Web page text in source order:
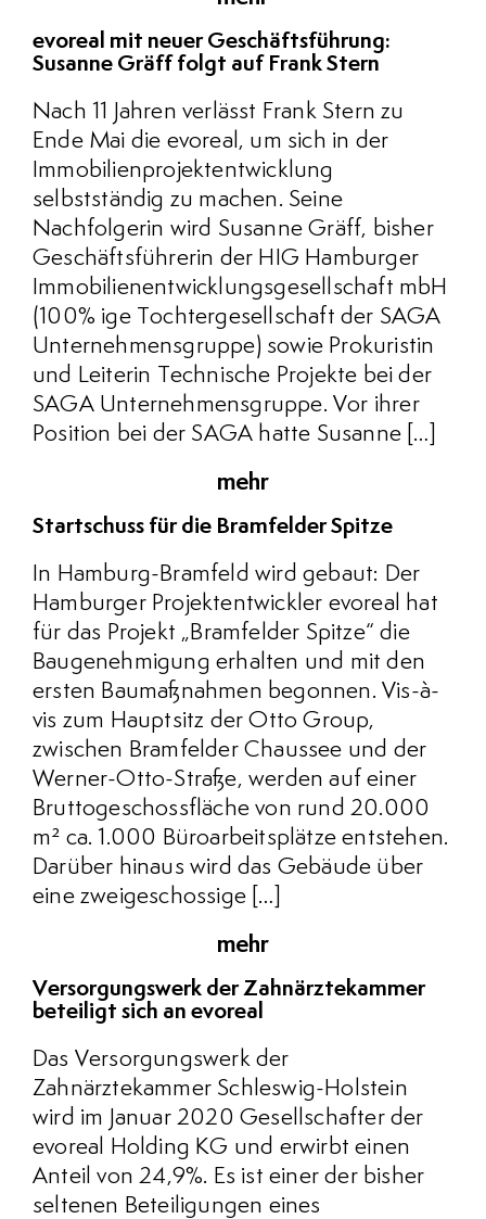
evoreal mit neuer Geschäftsführung:
Susanne Gräff folgt auf Frank Stern
Nach 11 Jahren verlässt Frank Stern zu
Ende Mai die evoreal, um sich in der
Immobilienprojektentwicklung
selbstständig zu machen. Seine
Nachfolgerin wird Susanne Gräff, bisher
Geschäftsführerin der HIG Hamburger
Immobilienentwicklungsgesellschaft mbH
(100% ige Tochtergesellschaft der SAGA
Unternehmensgruppe) sowie Prokuristin
und Leiterin Technische Projekte bei der
SAGA Unternehmensgruppe. Vor ihrer
Position bei der SAGA hatte Susanne […]
mehr
Startschuss für die Bramfelder Spitze
In Hamburg-Bramfeld wird gebaut: Der
Hamburger Projektentwickler evoreal hat
für das Projekt „Bramfelder Spitze“ die
Baugenehmigung erhalten und mit den
ersten Baumaßnahmen begonnen. Vis-à-
vis zum Hauptsitz der Otto Group,
zwischen Bramfelder Chaussee und der
Werner-Otto-Straße, werden auf einer
Bruttogeschossfläche von rund 20.000
m² ca. 1.000 Büroarbeitsplätze entstehen.
Darüber hinaus wird das Gebäude über
eine zweigeschossige […]
mehr
Versorgungswerk der Zahnärztekammer
beteiligt sich an evoreal
Das Versorgungswerk der
Zahnärztekammer Schleswig-Holstein
wird im Januar 2020 Gesellschafter der
evoreal Holding KG und erwirbt einen
Anteil von 24,9%. Es ist einer der bisher
seltenen Beteiligungen eines